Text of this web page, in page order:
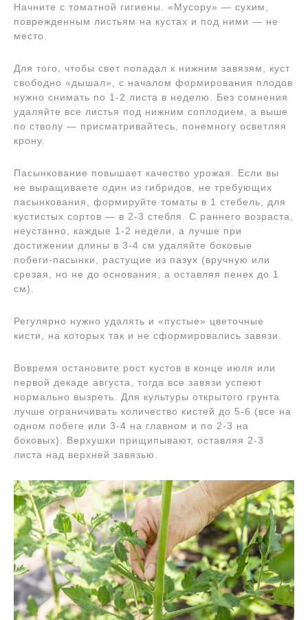
Начните с томатной гигиены. «Мусору» — сухим,
поврежденным листьям на кустах и под ними — не
место.
Для того, чтобы свет попадал к нижним завязям, куст
свободно «дышал», с началом формирования плодов
нужно снимать по 1-2 листа в неделю. Без сомнения
удаляйте все листья под нижним соплодием, а выше
по стволу — присматривайтесь, понемногу осветляя
крону.
Пасынкование повышает качество урожая. Если вы
не выращиваете один из гибридов, не требующих
пасынкования, формируйте томаты в 1 стебель, для
кустистых сортов — в 2-3 стебля. С раннего возраста,
неустанно, каждые 1-2 недели, а лучше при
достижении длины в 3-4 см удаляйте боковые
побеги-пасынки, растущие из пазух (вручную или
срезая, но не до основания, а оставляя пенек до 1
см).
Регулярно нужно удалять и «пустые» цветочные
кисти, на которых так и не сформировались завязи.
Вовремя остановите рост кустов в конце июля или
первой декаде августа, тогда все завязи успеют
нормально вызреть. Для культуры открытого грунта
лучше ограничивать количество кистей до 5-6 (все на
одном побеге или 3-4 на главном и по 2-3 на
боковых). Верхушки прищипывают, оставляя 2-3
листа над верхней завязью.